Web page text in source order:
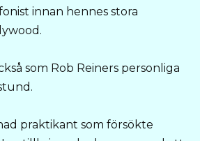
innan hennes stora
som Rob Reiners personliga
praktikant som försökte